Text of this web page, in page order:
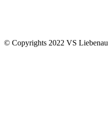
© Copyrights 2022 VS Liebenau